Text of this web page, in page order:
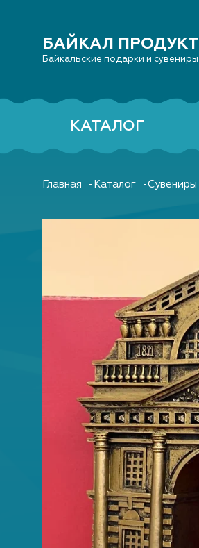
БАЙКАЛ ПРОДУКТ
Байкальские подарки и сувениры
КАТАЛОГ
Главная Каталог Сувениры